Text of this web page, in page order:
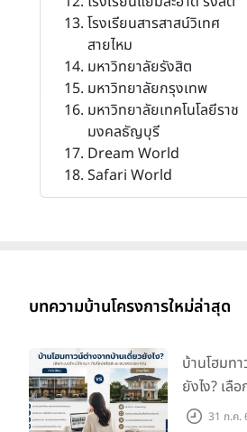
โรงเรียนสารสาสน์วิเทศ
สายไหม
มหาวิทยาลัยรังสิต
มหาวิทยาลัยกรุงเทพ
มหาวิทยาลัยเทคโนโลยีราช
มงคลธัญบุรี
Dream World
Safari World
บทความบ้านโครงการใหม่ล่าสุด
บ้านโฮมท
ยังไง? เลื
กับไลฟ์สไ
31 ก.ค.